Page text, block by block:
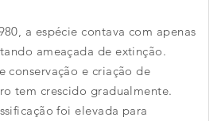
a espécie contava com apenas
ameaçada de extinção.
conservação e criação de
tem crescido gradualmente.
foi elevada para